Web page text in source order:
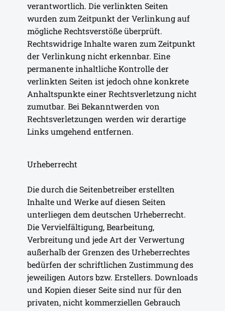
verantwortlich. Die verlinkten Seiten
wurden zum Zeitpunkt der Verlinkung auf
mögliche Rechtsverstöße überprüft.
Rechtswidrige Inhalte waren zum Zeitpunkt
der Verlinkung nicht erkennbar. Eine
permanente inhaltliche Kontrolle der
verlinkten Seiten ist jedoch ohne konkrete
Anhaltspunkte einer Rechtsverletzung nicht
zumutbar. Bei Bekanntwerden von
Rechtsverletzungen werden wir derartige
Links umgehend entfernen.
Urheberrecht
Die durch die Seitenbetreiber erstellten
Inhalte und Werke auf diesen Seiten
unterliegen dem deutschen Urheberrecht.
Die Vervielfältigung, Bearbeitung,
Verbreitung und jede Art der Verwertung
außerhalb der Grenzen des Urheberrechtes
bedürfen der schriftlichen Zustimmung des
jeweiligen Autors bzw. Erstellers. Downloads
und Kopien dieser Seite sind nur für den
privaten, nicht kommerziellen Gebrauch